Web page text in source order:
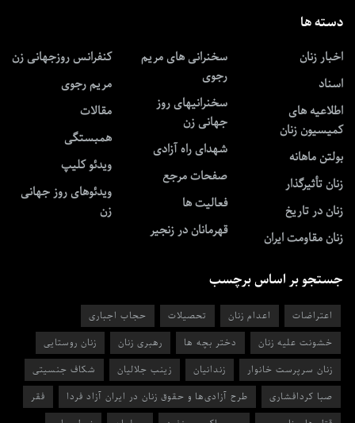
دسته ها
اخبار زنان
اسناد
اطلاعیه های
کمیسیون زنان
بولتن ماهانه
زنان تأثیرگذار
زنان در تاریخ
زنان مقاومت ایران
سخنرانی های مریم
رجوی
سخنرانیهای روز
جهانی زن
شهدای راه آزادی
صفحات مرجع
فعالیت ها
قهرمانان در زنجیر
کنفرانس روزجهانی زن
مریم رجوی
مقالات
همبستگی
ویدئو کلیپ
ویدئوهای روز جهانی
زن
جستجو بر اساس برچسب
اعتراضات اعدام زنان تحصیلات
حجاب اجباری
خشونت علیه زنان
دختر بچه ها رهبری زنان
زنان روستایی
زنان سرپرست خانوار
زندانیان زینب جلالیان
شکاف جنسیتی
صبا کردافشاری
طرح آزادی‌ها و حقوق زنان در ایران آزاد فردا
فقر